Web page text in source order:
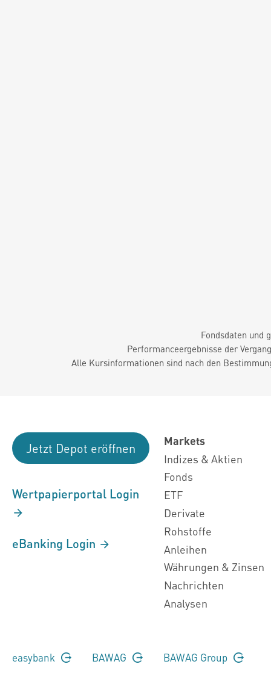
Fondsdaten und
Performanceergebnisse der
Alle Kursinformationen sind nach den
Jetzt Depot eröffnen
Wertpapierportal Login
eBanking Login
Markets
Indizes & Aktien
Fonds
ETF
Derivate
Rohstoffe
Anleihen
Währungen & Zinsen
Nachrichten
Analysen
easybank BAWAG BAWAG Group